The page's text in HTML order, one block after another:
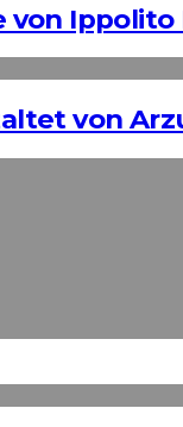
von
von